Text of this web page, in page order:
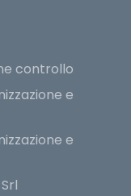
controllo
e
e